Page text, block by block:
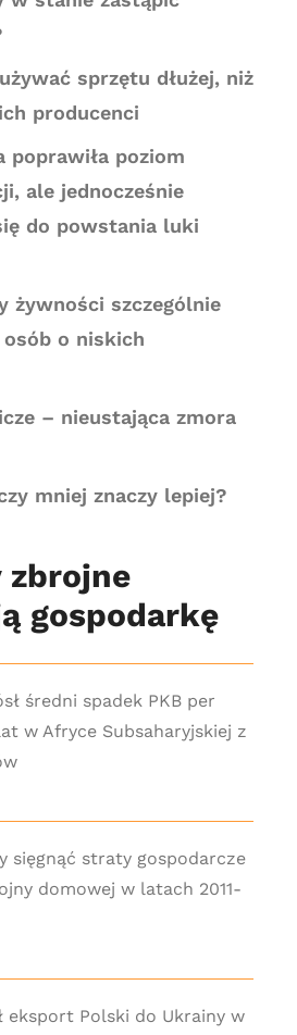
sprzętu dłużej, niż
producenci
poprawiła poziom
ale jednocześnie
do powstania luki
żywności szczególnie
o niskich
– nieustająca zmora
mniej znaczy lepiej?
gospodarkę
średni spadek PKB per
w Afryce Subsaharyjskiej z
sięgnąć straty gospodarcze
domowej w latach 2011-
eksport Polski do Ukrainy w